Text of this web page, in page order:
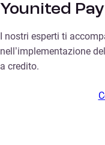
Younited
I nostri esperti ti
nell’implementazione
a credito.